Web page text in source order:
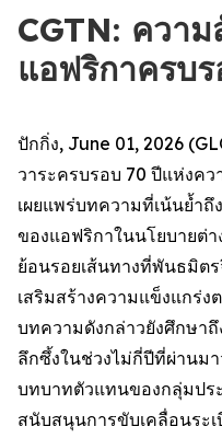
CGTN: ควา
แอฟริกาครบ
ปักกิ่ง, June 01, 2026
วาระครบรอบ 70 ปีแห่งค
เผยแพร่บทความที่เน้นย้ำ
ของแอฟริกาในนโยบายต่
ย้อนรอยเส้นทางที่พันธมิต
เสริมสร้างความแข็งแกร่
บทความดังกล่าวยังศึกษา
ลึกซึ้งในช่วงไม่กี่ปีที่ผ่านม
บทบาทตัวแทนของกลุ่มปร
สนับสนุนการขับเคลื่อนระ